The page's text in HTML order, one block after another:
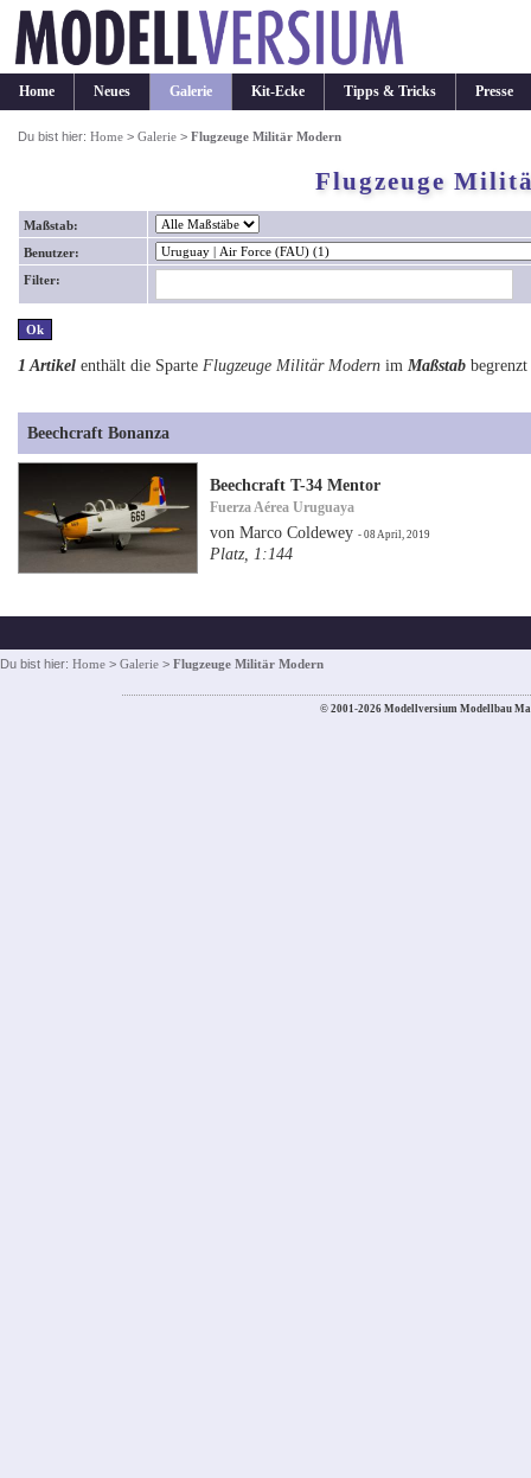
Home Neues Galerie Kit-Ecke Tipps & Tricks Presse
Du bist hier:Home >Galerie >Flugzeuge Militär Modern
Flugzeuge
Maßstab:
Benutzer:
Filter:
1 Artikel enthält die Sparte Flugzeuge Militär Modern im Maßstab
Beechcraft Bonanza
Beechcraft T-34 Mentor
Fuerza Aérea Uruguaya
von Marco Coldewey- 08 April, 2019
Platz, 1:144
Du bist hier: Home > Galerie > Flugzeuge Militär Modern
© 2001-2026 Modellversium Modellbau